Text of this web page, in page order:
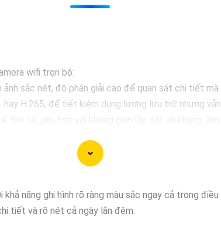
wifi trọn bộ:
sắc nét, độ phân giải cao để quan sát chi tiết
hay H.265, để tiết kiệm dung lượng lưu trữ nhưng
năng thông minh như cảnh báo chuyển động, cảm
phù hợp để lắp đặt camera wifi trọn bộ. Nếu cần
năng ghi hình rõ ràng màu sắc ngay cả trong
tiết và rõ nét cả ngày lẫn đêm.